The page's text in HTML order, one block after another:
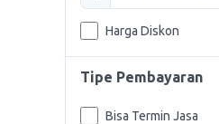
Harga Diskon
Tipe Pembayaran
Bisa Termin Jasa